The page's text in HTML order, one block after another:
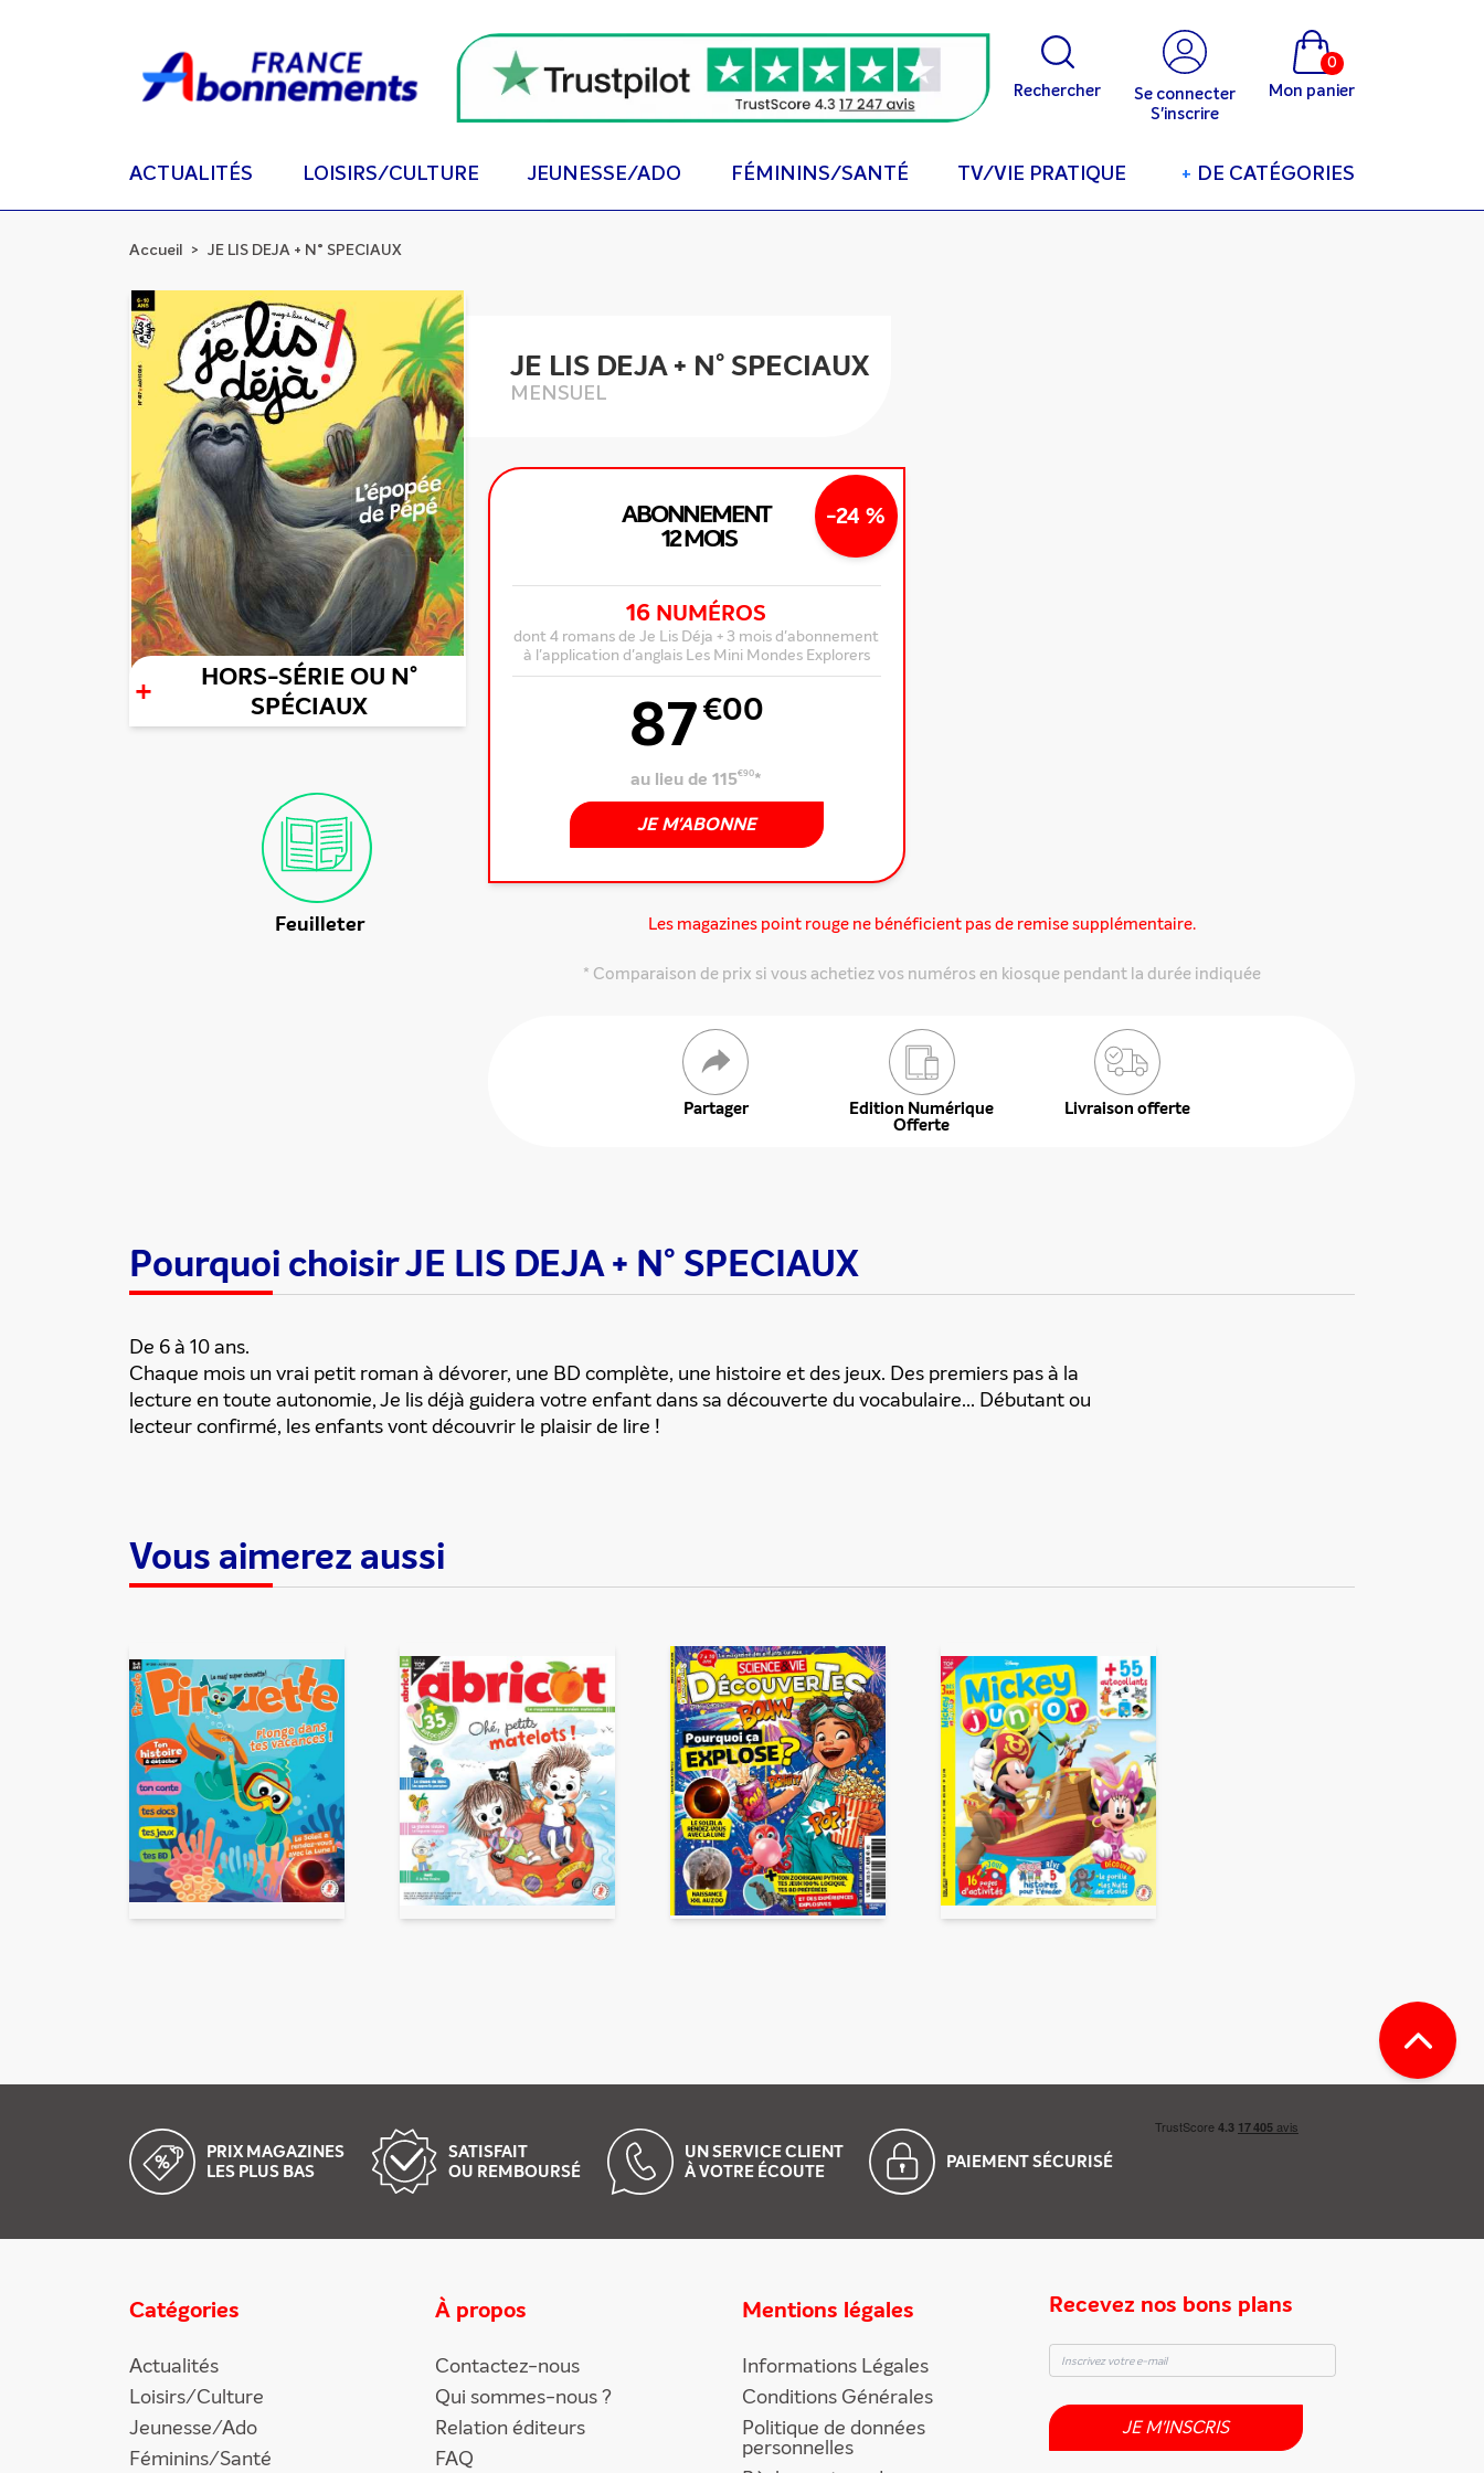
Rechercher
Se connecter
S'inscrire
Mon panier
0
ACTUALITÉS LOISIRS/CULTURE JEUNESSE/ADO FÉMININS/SANTÉ TV/VIE PRATIQUE + DE CATÉGORIES
Accueil JE LIS DEJA + N° SPECIAUX
+
HORS-SÉRIE OU N°
SPÉCIAUX
JE LIS DEJA + N° SPECIAUX
MENSUEL
Feuilleter
-24 %
ABONNEMENT
12 MOIS
16 NUMÉROS
dont 4 romans de Je Lis Déja + 3 mois d'abonnement
à l'application d'anglais Les Mini Mondes Explorers
87€00
au lieu de 115€90*
JE M'ABONNE
Les magazines point rouge ne bénéficient pas de remise supplémentaire.
* Comparaison de prix si vous achetiez vos numéros en kiosque pendant la durée indiquée
Partager Edition Numérique
Offerte
Livraison offerte
traitement, pour donner suite à votre demande de recommandation auprès de votre ami. Vous certifiez également ne pas envoyer
d’email indésirable. Votre adresse email et celle de votre ami ne sont utilisées que pour cet envoi à la suite duquel elles seront
automatiquement supprimées. Pour en savoir plus, consultez notre rubrique "Données personnelles".
Pourquoi choisir JE LIS DEJA + N° SPECIAUX
De 6 à 10 ans.
Chaque mois un vrai petit roman à dévorer, une BD complète, une histoire et des jeux. Des premiers pas à la
lecture en toute autonomie, Je lis déjà guidera votre enfant dans sa découverte du vocabulaire... Débutant ou
lecteur confirmé, les enfants vont découvrir le plaisir de lire !
Vous aimerez aussi
PRIX MAGAZINES
LES PLUS BAS
SATISFAIT
OU REMBOURSÉ
UN SERVICE CLIENT
À VOTRE ÉCOUTE
PAIEMENTSÉCURISÉ
Catégories
Actualités
Loisirs/Culture
Jeunesse/Ado
Féminins/Santé
À propos
Contactez-nous
Qui sommes-nous ?
Relation éditeurs
FAQ
Mentions légales
Informations Légales
Conditions Générales
Politique de données
personnelles
Recevez nos bons plans
JE M'INSCRIS